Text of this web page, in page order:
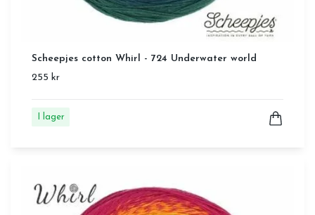
Scheepjes cotton Whirl - 724 Underwater world
255 kr
I lager